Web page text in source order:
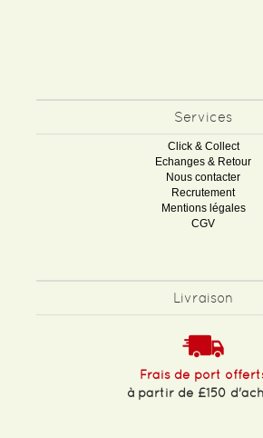
Services
Click & Collect
Echanges & Retour
Nous contacter
Recrutement
Mentions légales
CGV
Livraison
Frais de port
à partir de £150